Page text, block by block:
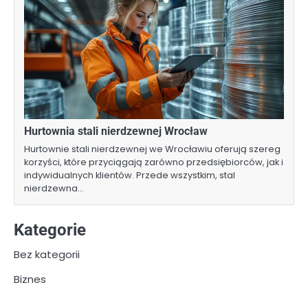
Hurtownia stali nierdzewnej Wrocław
Hurtownie stali nierdzewnej we Wrocławiu oferują szereg
korzyści, które przyciągają zarówno przedsiębiorców, jak i
indywidualnych klientów. Przede wszystkim, stal
nierdzewna…
Kategorie
Bez kategorii
Biznes